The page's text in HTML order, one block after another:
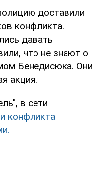
доставили
конфликта.
давать
что не знают о
Бенедисюка. Они
акция.
в сети
конфликта